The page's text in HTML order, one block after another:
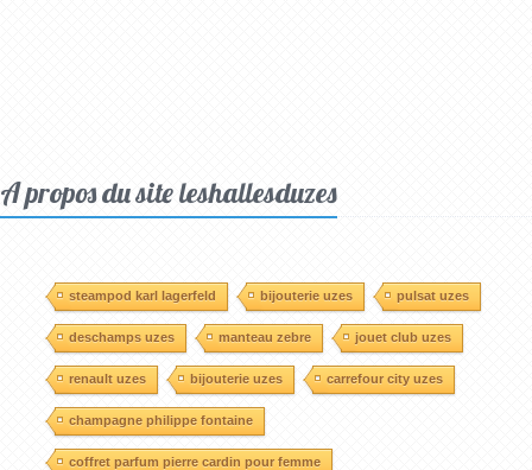
A propos du site leshallesduzes
steampod karl lagerfeld bijouterie uzes pulsat uzes
deschamps uzes manteau zebre jouet club uzes
renault uzes bijouterie uzes carrefour city uzes
champagne philippe fontaine
coffret parfum pierre cardin pour femme